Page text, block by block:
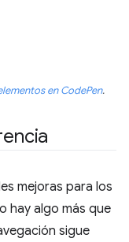
en CodePen.
mejoras para los
hay algo más que
sigue